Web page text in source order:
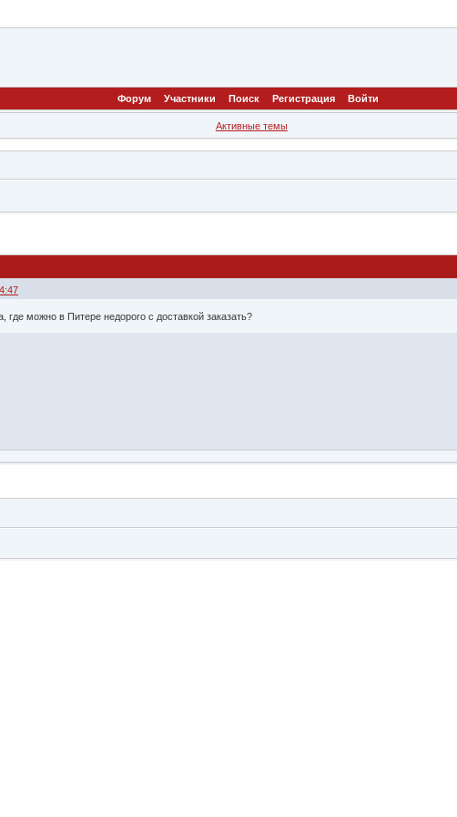
Форум Участники Поиск Регистрация Войти
Активные темы
где можно в Питере недорого с доставкой заказать?